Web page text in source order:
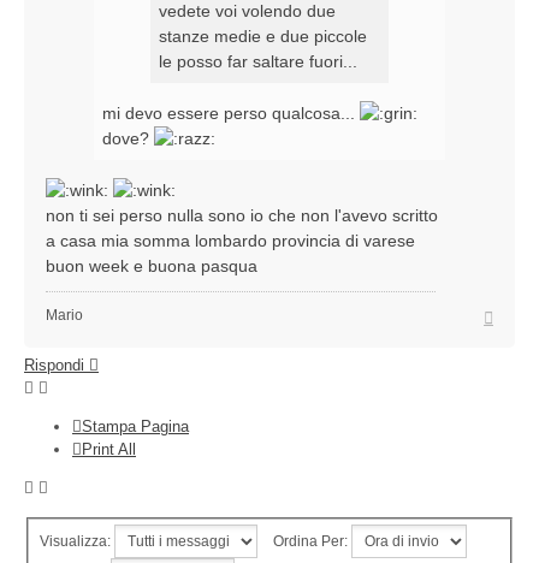
vedete voi volendo due
stanze medie e due piccole
le posso far saltare fuori...
mi devo essere perso qualcosa...
dove?
non ti sei perso nulla sono io che non l'avevo scritto
a casa mia somma lombardo provincia di varese
buon week e buona pasqua
Mario
Rispondi
Stampa Pagina
Print All
Visualizza:
Ordina Per: